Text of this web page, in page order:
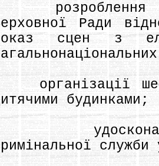
Ради
сцен з
будинками;